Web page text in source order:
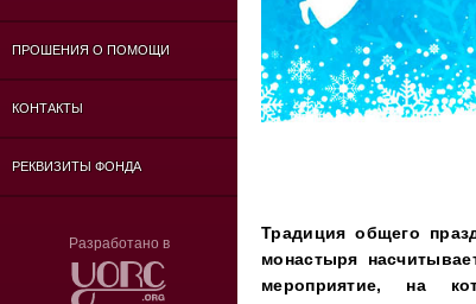
ПРОШЕНИЯ О ПОМОЩИ
КОНТАКТЫ
РЕКВИЗИТЫ ФОНДА
Разработано в
Традиция общего
монастыря
мероприятие, на